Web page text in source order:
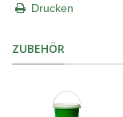
Drucken
ZUBEHÖR